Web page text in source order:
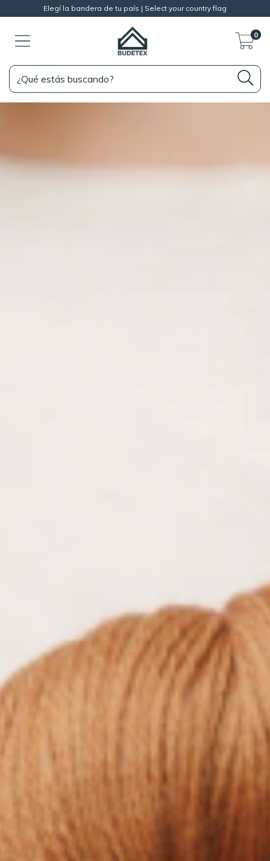
Elegí la bandera de tu país | Select your country flag
0